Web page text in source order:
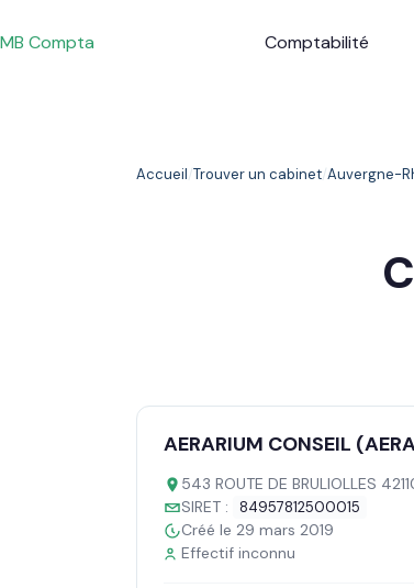
au
contenu
MB Compta Comptabilité
Accueil Trouver un cabinet Auvergne-
AERARIUM CONSEIL
543 ROUTE DE BRULIOLLES
SIRET :
84957812500015
Créé le 29 mars 2019
Effectif inconnu